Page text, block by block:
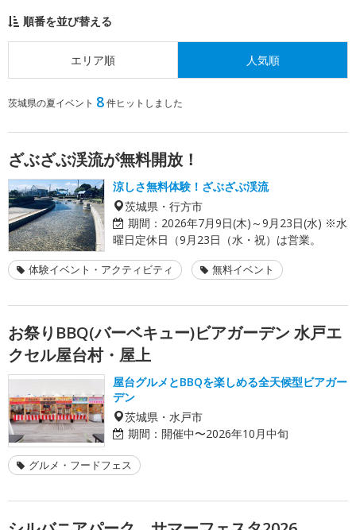
順番を並び替える
エリア順 人気順
茨城県の夏イベント 8件ヒットしました
ざぶざぶ渓流が無料開放！
涼しさ無料体験！ざぶざぶ渓流
茨城県・行方市
期間： 2026年7月9日(木)～9月23日(水) ※水
曜日定休日（9月23日（水・祝）は営業。
体験イベント・アクティビティ 無料イベント
お祭りBBQ(バーベキュー)ビアガーデン 水戸エ
クセル屋台村・屋上
屋台グルメとBBQを楽しめる全天候型ビアガー
デン
茨城県・水戸市
期間： 開催中〜2026年10月中旬
グルメ・フードフェス